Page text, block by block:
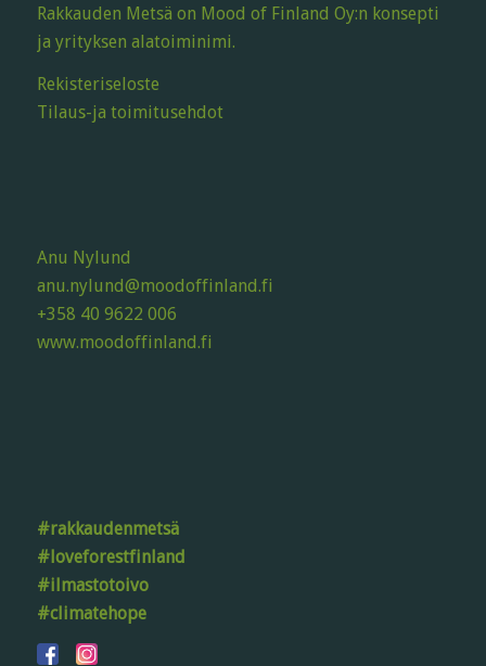
Rakkauden Metsä on Mood of Finland Oy:n konsepti
ja yrityksen alatoiminimi.
Rekisteriseloste
Tilaus-ja toimitusehdot
Anu Nylund
anu.nylund@moodoffinland.fi
+358 40 9622 006
www.moodoffinland.fi
#rakkaudenmetsä
#loveforestfinland
#ilmastotoivo
#climatehope